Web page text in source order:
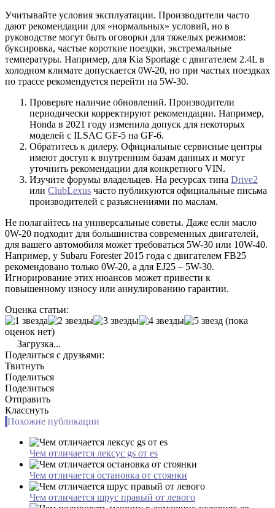
Учитывайте условия эксплуатации. Производители часто
дают рекомендации для «нормальных» условий, но в
руководстве могут быть оговорки для тяжелых режимов:
буксировка, частые короткие поездки, экстремальные
температуры. Например, для Kia Sportage с двигателем 2.4L в
холодном климате допускается 0W-20, но при частых поездках
по трассе рекомендуется перейти на 5W-30.
Проверьте наличие обновлений. Производители
периодически корректируют рекомендации. Например,
Honda в 2021 году изменила допуск для некоторых
моделей с ILSAC GF-5 на GF-6.
Обратитесь к дилеру. Официальные сервисные центры
имеют доступ к внутренним базам данных и могут
уточнить рекомендации для конкретного VIN.
Изучите форумы владельцев. На ресурсах типа Drive2
или ClubLexus часто публикуются официальные письма
производителей с разъяснениями по маслам.
Не полагайтесь на универсальные советы. Даже если масло
0W-20 подходит для большинства современных двигателей,
для вашего автомобиля может требоваться 5W-30 или 10W-40.
Например, у Subaru Forester 2015 года с двигателем FB25
рекомендовано только 0W-20, а для EJ25 – 5W-30.
Игнорирование этих нюансов может привести к
повышенному износу или аннулированию гарантии.
Оценка статьи:
(пока
оценок нет)
Загрузка...
Поделиться с друзьями:
Твитнуть
Поделиться
Поделиться
Отправить
Класснуть
Похожие публикации
Чем отличается лексус gs от es
Чем отличается остановка от стоянки
Чем отличается шрус правый от левого